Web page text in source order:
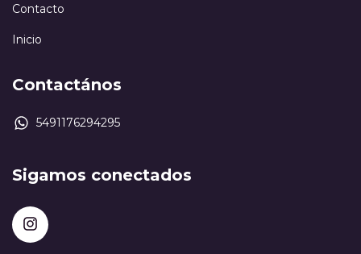
Contacto
Inicio
Contactános
5491176294295
Sigamos conectados